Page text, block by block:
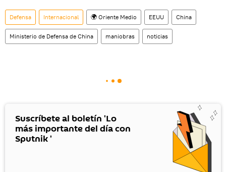
Defensa Internacional 🌍 Oriente Medio EEUU China
Ministerio de Defensa de China maniobras noticias
Suscríbete al boletín 'Lo
más importante del día con
Sputnik '